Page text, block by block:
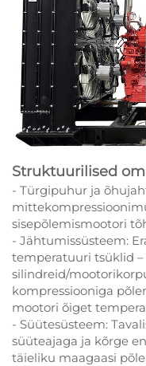
Struktuurilised
- Türgipuhur ja
sisepõlemismootori
- Jähtumissüsteem:
temperatuuri tsüklid
silindreid/
kompressiooniga
mootori õiget
- Süütesüsteem:
süüteajaga ja kõrge
täieliku maagaasi